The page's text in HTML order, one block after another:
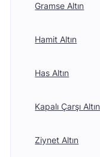
Gramse Altın
Hamit Altın
Has Altın
Kapalı Çarşı Altın
Ziynet Altın